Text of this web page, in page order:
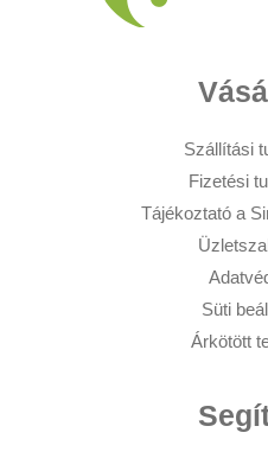
Szállítási
Fizetési
Tájékoztató a
Süti
Árkötött